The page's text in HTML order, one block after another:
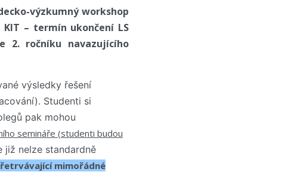
výzkumný workshop
– termín ukončení LS
2. ročníku navazujícího
výsledky řešení
Studenti si
pak mohou
semináře (studenti budou
již nelze standardně
mimořádné